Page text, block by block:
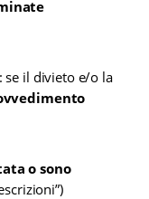
se il divieto e/o la
o sono